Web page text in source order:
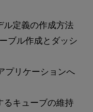
ル定義の作成方法
ブル作成とダッシ
プリケーションへ
るキューブの維持